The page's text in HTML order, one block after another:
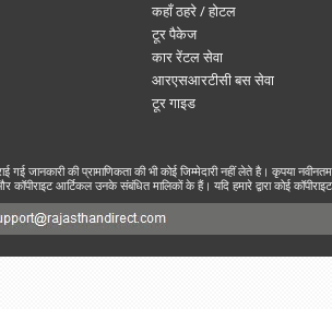
कहाँ ठहरे / होटल
टूर पैकेज
कार रेंटल सेवा
आरएसआरटीसी बस सेवा
टूर गाइड
की प्रामाणिकता की भी कोई जिम्मेदारी नहीं लेते है। कृपया
आर्टिकल उनके संबंधित मालिकों के हैं। यदि हमारे द्वारा कोई